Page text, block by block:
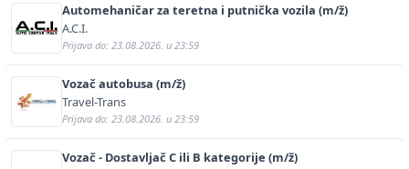
Automehaničar za teretna i putnička vozila (m/ž)
A.C.I.
Prijava do: 23.08.2026. u 23:59
Vozač autobusa (m/ž)
Travel-Trans
Prijava do: 23.08.2026. u 23:59
Vozač - Dostavljač C ili B kategorije (m/ž)